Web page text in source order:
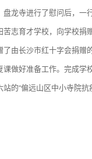
龙寺进行了慰问后，一
志育才学校，向学校捐
由长沙市红十字会捐赠
做好准备工作。完成学
的“偏远山区中小寺院抗